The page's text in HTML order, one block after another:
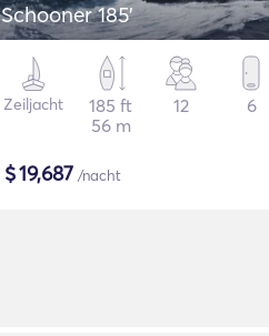
Schooner 185'
Zeiljacht
185 ft
56 m
12 6
$19,687 /nacht